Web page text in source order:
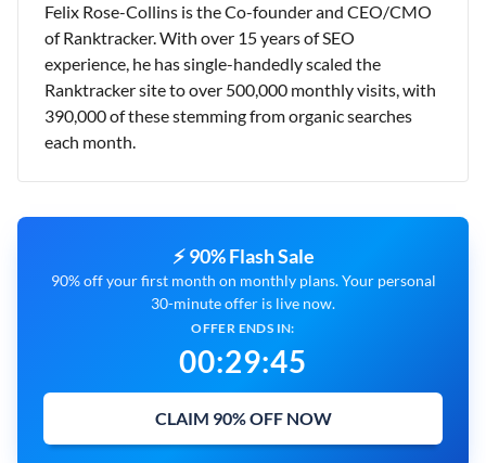
Felix Rose-Collins is the Co-founder and CEO/CMO
of Ranktracker. With over 15 years of SEO
experience, he has single-handedly scaled the
Ranktracker site to over 500,000 monthly visits, with
390,000 of these stemming from organic searches
each month.
⚡ 90% Flash Sale
90% off your first month on monthly plans. Your personal
30-minute offer is live now.
OFFER ENDS IN:
00:29:45
CLAIM 90% OFF NOW